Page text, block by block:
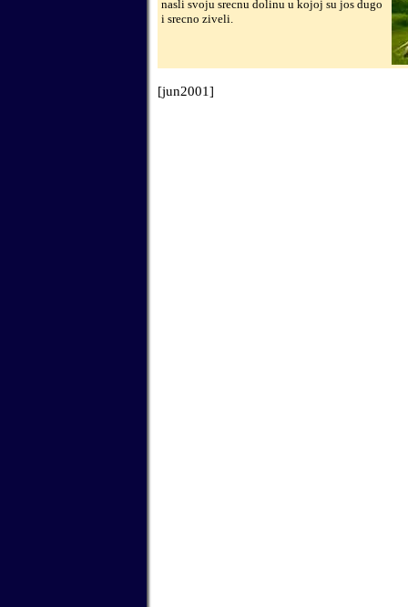
nasli svoju srecnu dolinu u kojoj su jos dugo
i srecno ziveli.
[jun2001]